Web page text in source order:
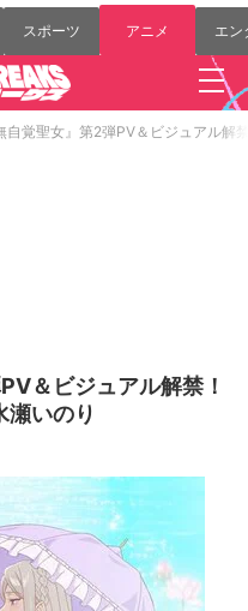
スポーツ アニメ エン
自覚聖女』第2弾PV＆ビジュアル解
＆ビジュアル解禁！
瀬いのり